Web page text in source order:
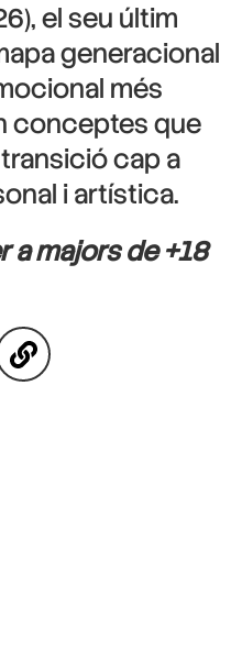
el seu últim
generacional
més
conceptes que
cap a
i artística.
a majors de +18